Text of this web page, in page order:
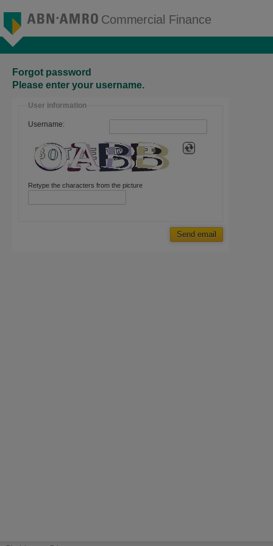
Forgot password
Please enter your username.
User information
Username:
Retype the characters from the picture